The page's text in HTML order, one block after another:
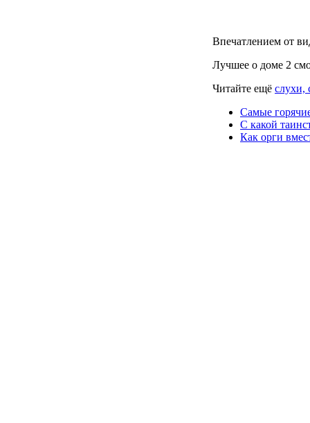
Впечатлением от
Лучшее о доме 2
Читайте ещё слухи,
Самые
С какой
Как орги